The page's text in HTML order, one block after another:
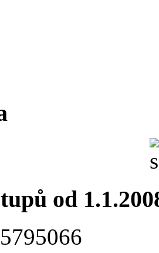
od
5795066